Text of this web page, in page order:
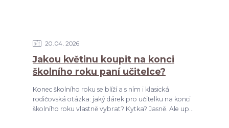
20 04 2026
Jakou květinu koupit na konci
školního roku paní učitelce?
Konec školního roku se blíží a s ním i klasická
rodičovská otázka: jaký dárek pro učitelku na konci
školního roku vlastně vybrat? Kytka? Jasně. Ale up...